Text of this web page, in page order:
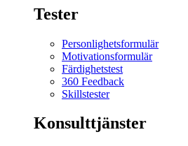
Tester
Personlighetsformulär
Motivationsformulär
Färdighetstest
360 Feedback
Skillstester
Konsulttjänster